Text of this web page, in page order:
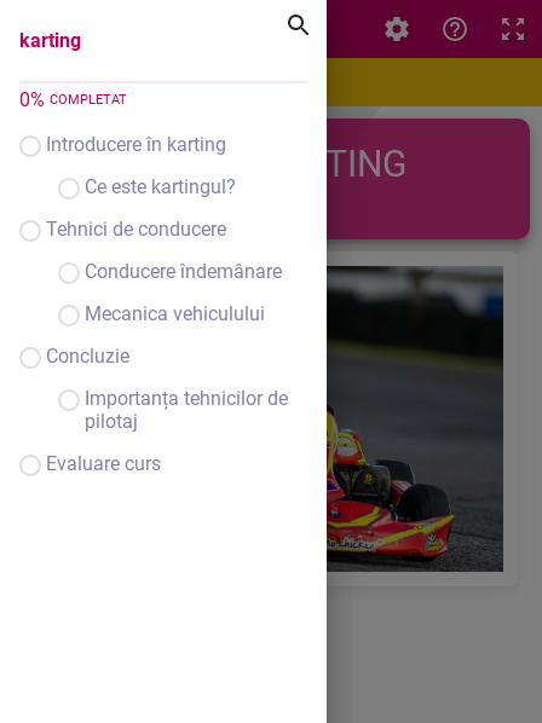
karting
0% COMPLETAT
Introducere în karting
Ce este kartingul?
Tehnici de conducere
Conducere îndemânare
Mecanica vehiculului
Concluzie
Importanța tehnicilor de
pilotaj
Evaluare curs
karting
KARTING